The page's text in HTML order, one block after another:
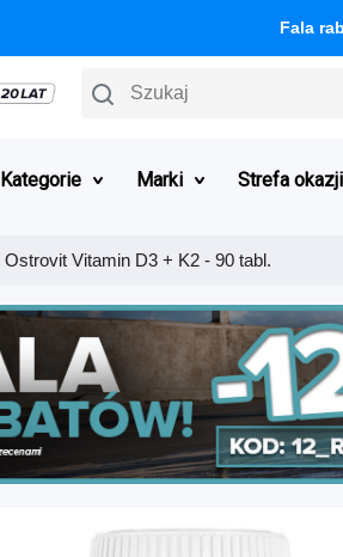
Fala
Szukaj
Kategorie Marki Strefa okazji
Ostrovit Vitamin D3 + K2 - 90 tabl.